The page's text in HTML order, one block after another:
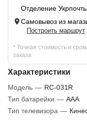
Отделение
Самовывоз из
Построить маршрут
* Точная стоимость и
заказа
Характеристики
Модель — RC-031R
Тип батарейки — AAA
Тип телевизора —